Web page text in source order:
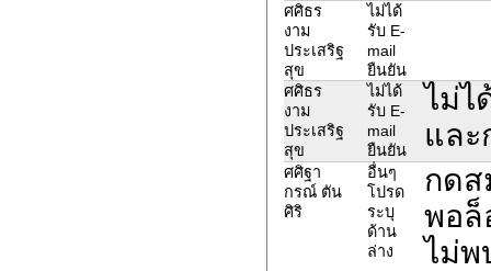
ศศิธร
งาม
ประเสริฐ
สุข
ไม่ได้
รับ E-
mail
ยืนยัน
ศศิธร
งาม
ประเสริฐ
สุข
ไม่ได้
รับ E-
mail
ยืนยัน
ไม่ไ
และ
ศศิฐา
กรณ์ ตัน
ศิริ
อื่นๆ
โปรด
ระบุ
ด้าน
ล่าง
กดส
พอล็
ไม่พ